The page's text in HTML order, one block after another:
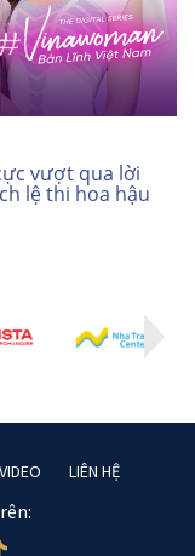
vượt qua lời
lệ thi hoa hậu
LIÊN HỆ